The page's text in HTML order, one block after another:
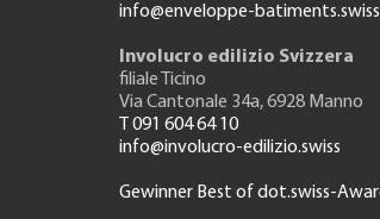
info@enveloppe-batiments.swiss
Involucro edilizio Svizzera
filiale Ticino
Via Cantonale 34a, 6928 Manno
T 091 604 64 10
info@involucro-edilizio.swiss
Gewinner Best of dot.swiss-